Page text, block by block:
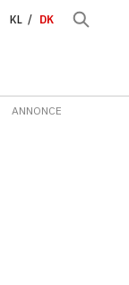
KL DK
ANNONCE